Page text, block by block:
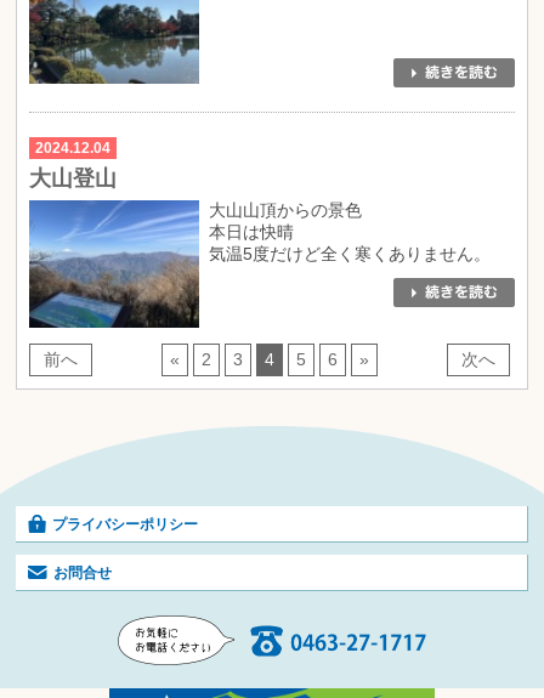
2024.12.04
大山登山
大山山頂からの景色
本日は快晴
気温5度だけど全く寒くありません。
前へ « 2 3 4 5 6 » 次へ
プライバシーポリシー
お問合せ